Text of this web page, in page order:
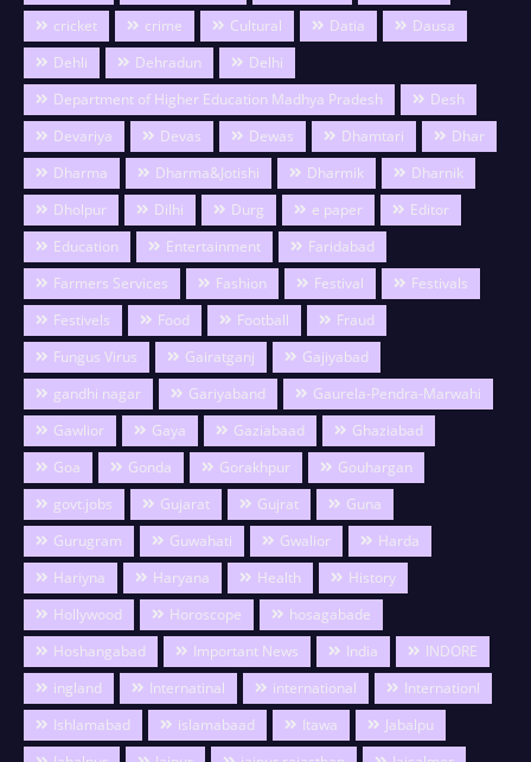
cricket
crime Cultural Datia
Dausa
Dehli
Dehradun
Delhi
Department of Higher Education Madhya Pradesh
Desh
Devariya
Devas Dewas Dhamtari
Dhar
Dharma
Dharma&Jotishi Dharmik
Dharnik
Dholpur
Dilhi Durg e paper
Editor
Education
Entertainment
Faridabad
Farmers Services
Fashion Festival
Festivals
Festivels
Food Football
Fraud
Fungus Virus
Gairatganj
Gajiyabad
gandhi nagar
Gariyaband
Gaurela-Pendra-Marwahi
Gawlior
Gaya Gaziabaad
Ghaziabad
Goa
Gonda Gorakhpur
Gouhargan
govt.jobs
Gujarat Gujrat
Guna
Gurugram
Guwahati Gwalior
Harda
Hariyna
Haryana Health
History
Hollywood
Horoscope
hosagabade
Hoshangabad
Important News India
INDORE
ingland
Internatinal international
Internationl
Ishlamabad
islamabaad Itawa
Jabalpu